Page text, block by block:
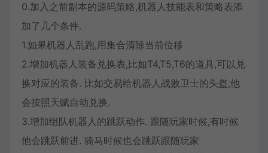
0.加入之前副本的源码策略,机器人技能表和策略表添
加了几个条件.
1.如果机器人乱跑,用集合清除当前位移
2.增加机器人装备兑换表,比如T4,T5,T6的道具,可以兑
换对应的装备. 比如交易给机器人战败卫士的头盔,他
会按照天赋自动兑换.
3.增加组队机器人的跳跃动作. 跟随玩家时候,有时候
他会跳跃前进. 骑马时候也会跳跃跟随玩家